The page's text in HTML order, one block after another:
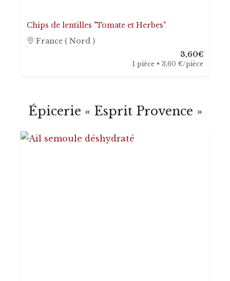
Chips de lentilles "Tomate et Herbes"
France ( Nord )
3,60€
1 pièce • 3,60 €/pièce
Épicerie « Esprit Provence »